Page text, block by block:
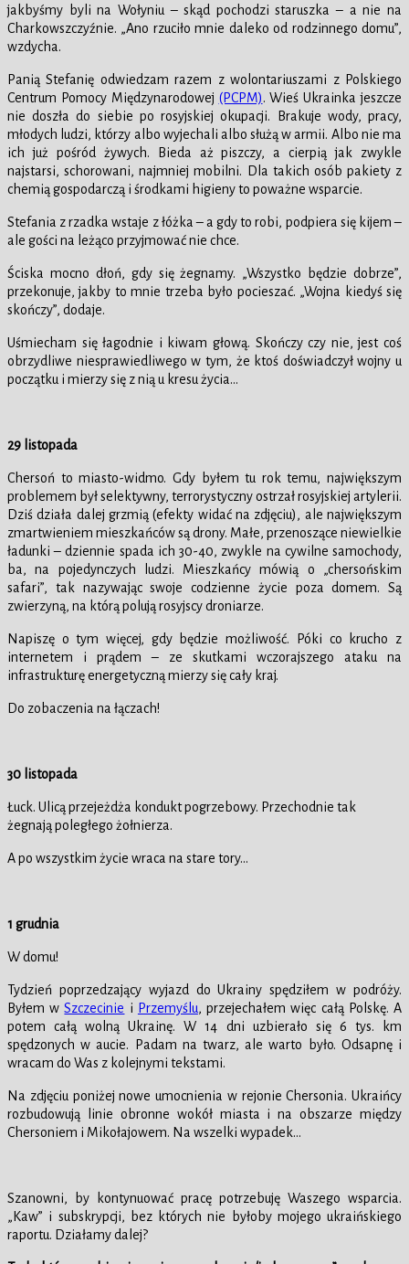
jakbyśmy byli na Wołyniu – skąd pochodzi staruszka – a nie na
Charkowszczyźnie. „Ano rzuciło mnie daleko od rodzinnego domu”,
wzdycha.
Panią Stefanię odwiedzam razem z wolontariuszami z Polskiego
Centrum Pomocy Międzynarodowej (PCPM). Wieś Ukrainka jeszcze
nie doszła do siebie po rosyjskiej okupacji. Brakuje wody, pracy,
młodych ludzi, którzy albo wyjechali albo służą w armii. Albo nie ma
ich już pośród żywych. Bieda aż piszczy, a cierpią jak zwykle
najstarsi, schorowani, najmniej mobilni. Dla takich osób pakiety z
chemią gospodarczą i środkami higieny to poważne wsparcie.
Stefania z rzadka wstaje z łóżka – a gdy to robi, podpiera się kijem –
ale gości na leżąco przyjmować nie chce.
Ściska mocno dłoń, gdy się żegnamy. „Wszystko będzie dobrze”,
przekonuje, jakby to mnie trzeba było pocieszać. „Wojna kiedyś się
skończy”, dodaje.
Uśmiecham się łagodnie i kiwam głową. Skończy czy nie, jest coś
obrzydliwe niesprawiedliwego w tym, że ktoś doświadczył wojny u
początku i mierzy się z nią u kresu życia…
29 listopada
Chersoń to miasto-widmo. Gdy byłem tu rok temu, największym
problemem był selektywny, terrorystyczny ostrzał rosyjskiej artylerii.
Dziś działa dalej grzmią (efekty widać na zdjęciu), ale największym
zmartwieniem mieszkańców są drony. Małe, przenoszące niewielkie
ładunki – dziennie spada ich 30-40, zwykle na cywilne samochody,
ba, na pojedynczych ludzi. Mieszkańcy mówią o „chersońskim
safari”, tak nazywając swoje codzienne życie poza domem. Są
zwierzyną, na którą polują rosyjscy droniarze.
Napiszę o tym więcej, gdy będzie możliwość. Póki co krucho z
internetem i prądem – ze skutkami wczorajszego ataku na
infrastrukturę energetyczną mierzy się cały kraj.
Do zobaczenia na łączach!
30 listopada
Łuck. Ulicą przejeżdża kondukt pogrzebowy. Przechodnie tak
żegnają poległego żołnierza.
A po wszystkim życie wraca na stare tory…
1 grudnia
W domu!
Tydzień poprzedzający wyjazd do Ukrainy spędziłem w podróży.
Byłem wSzczecinie i Przemyślu, przejechałem więc całą Polskę. A
potem całą wolną Ukrainę. W 14 dni uzbierało się 6 tys. km
spędzonych w aucie. Padam na twarz, ale warto było. Odsapnę i
wracam do Was z kolejnymi tekstami.
Na zdjęciu poniżej nowe umocnienia w rejonie Chersonia. Ukraińcy
rozbudowują linie obronne wokół miasta i na obszarze między
Chersoniem i Mikołajowem. Na wszelki wypadek…
Szanowni, by kontynuować pracę potrzebuję Waszego wsparcia.
„Kaw” i subskrypcji, bez których nie byłoby mojego ukraińskiego
raportu. Działamy dalej?